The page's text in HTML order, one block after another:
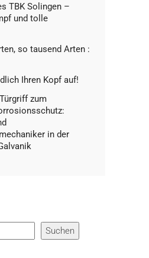
TBK Solingen –
und tolle
so tausend Arten :
Ihren Kopf auf!
zum
in der
Suchen